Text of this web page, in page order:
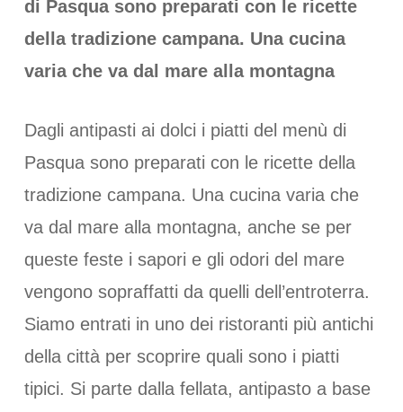
di Pasqua sono preparati con le ricette
della tradizione campana. Una cucina
varia che va dal mare alla montagna
Dagli antipasti ai dolci i piatti del menù di
Pasqua sono preparati con le ricette della
tradizione campana. Una cucina varia che
va dal mare alla montagna, anche se per
queste feste i sapori e gli odori del mare
vengono sopraffatti da quelli dell’entroterra.
Siamo entrati in uno dei ristoranti più antichi
della città per scoprire quali sono i piatti
tipici. Si parte dalla fellata, antipasto a base